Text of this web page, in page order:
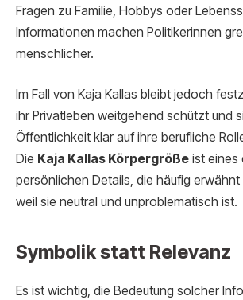
Fragen zu Familie, Hobbys oder
Informationen machen Politikerinnen
menschlicher.
Im Fall von Kaja Kallas bleibt jedoch
ihr Privatleben weitgehend schützt und
Öffentlichkeit klar auf ihre berufliche
Die Kaja Kallas Körpergröße ist eines
persönlichen Details, die häufig
weil sie neutral und unproblematisch ist.
Symbolik statt Relevanz
Es ist wichtig, die Bedeutung solcher